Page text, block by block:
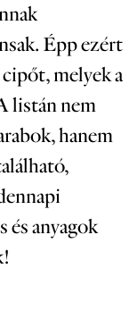
Épp ezért
melyek a
listán nem
hanem
és anyagok